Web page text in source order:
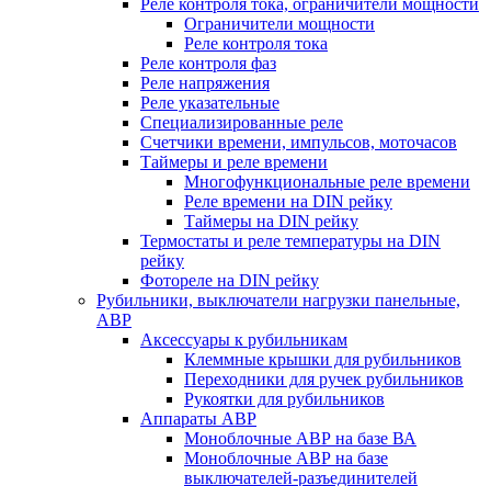
Реле контроля тока, ограничители мощности
Ограничители мощности
Реле контроля тока
Реле контроля фаз
Реле напряжения
Реле указательные
Специализированные реле
Счетчики времени, импульсов, моточасов
Таймеры и реле времени
Многофункциональные реле времени
Реле времени на DIN рейку
Таймеры на DIN рейку
Термостаты и реле температуры на DIN
рейку
Фотореле на DIN рейку
Рубильники, выключатели нагрузки панельные,
АВР
Аксессуары к рубильникам
Клеммные крышки для рубильников
Переходники для ручек рубильников
Рукоятки для рубильников
Аппараты АВР
Моноблочные АВР на базе ВА
Моноблочные АВР на базе
выключателей-разъединителей